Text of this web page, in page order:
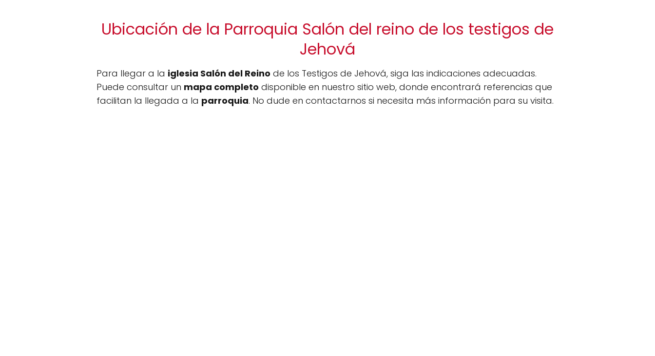
Ubicación de la Parroquia Salón del reino de los testigos de
Jehová
Para llegar a la iglesia Salón del Reino de los Testigos de Jehová, siga las indicaciones adecuadas.
Puede consultar un mapa completo disponible en nuestro sitio web, donde encontrará referencias que
facilitan la llegada a la parroquia. No dude en contactarnos si necesita más información para su visita.